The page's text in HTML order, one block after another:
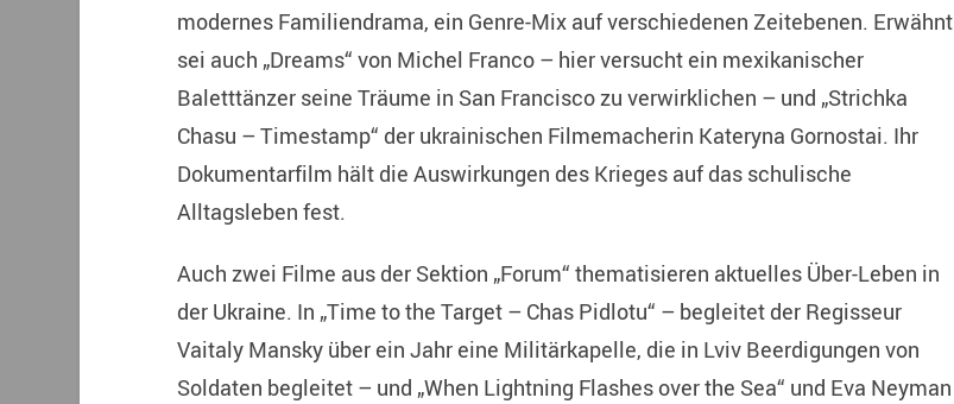
modernes Familiendrama, ein Genre-Mix auf verschiedenen Zeitebenen. Erwähnt
sei auch „Dreams“ von Michel Franco – hier versucht ein mexikanischer
Baletttänzer seine Träume in San Francisco zu verwirklichen – und „Strichka
Chasu – Timestamp“ der ukrainischen Filmemacherin Kateryna Gornostai. Ihr
Dokumentarfilm hält die Auswirkungen des Krieges auf das schulische
Alltagsleben fest.
Auch zwei Filme aus der Sektion „Forum“ thematisieren aktuelles Über-Leben in
der Ukraine. In „Time to the Target – Chas Pidlotu“ – begleitet der Regisseur
Vaitaly Mansky über ein Jahr eine Militärkapelle, die in Lviv Beerdigungen von
Soldaten begleitet – und „When Lightning Flashes over the Sea“ und Eva Neyman